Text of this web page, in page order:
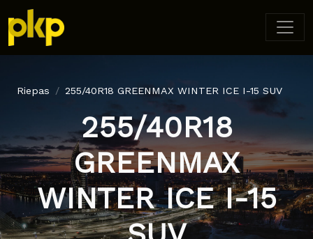
Riepas 255/40R18 GREENMAX WINTER ICE I-15 SUV
255/40R18
GREENMAX
WINTER ICE I-15